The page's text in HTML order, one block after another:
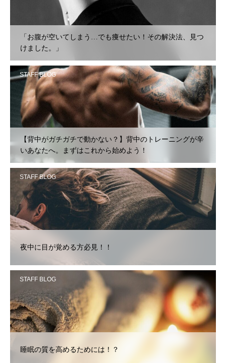
「お腹が空いてしまう…でも痩せたい！その解決法、見つ
けました。」
STAFF BLOG
【背中がガチガチで動かない？】背中のトレーニングが辛
いあなたへ。まずはこれから始めよう！
STAFF BLOG
夜中に目が覚める方必見！！
STAFF BLOG
睡眠の質を高めるためには！？